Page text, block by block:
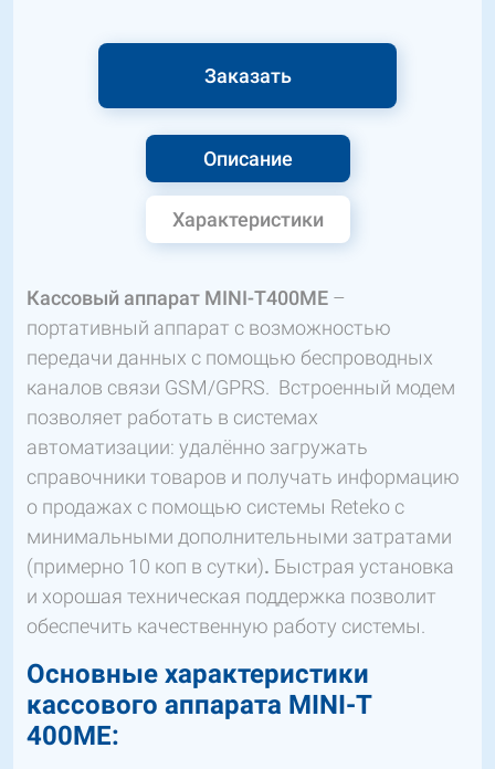
Описание
Характеристики
Заказать
Кассовый аппарат MINI-T400МЕ –
портативный аппарат с возможностью
передачи данных с помощью беспроводных
каналов связи GSM/GPRS. Встроенный модем
позволяет работать в системах
автоматизации: удалённо загружать
справочники товаров и получать информацию
о продажах с помощью системы Reteko с
минимальными дополнительными затратами
(примерно 10 коп в сутки). Быстрая установка
и хорошая техническая поддержка позволит
обеспечить качественную работу системы.
Основные характеристики
кассового аппарата MINI-T
400МЕ: